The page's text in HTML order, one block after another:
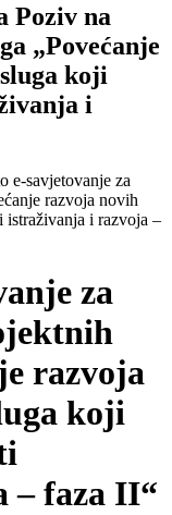
Poziv na
„Povećanje
koji
i
e-savjetovanje za
razvoja novih
i razvoja –
za
razvoja
koji
– faza II“